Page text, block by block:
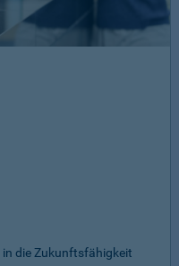
die Zukunftsfähigkeit